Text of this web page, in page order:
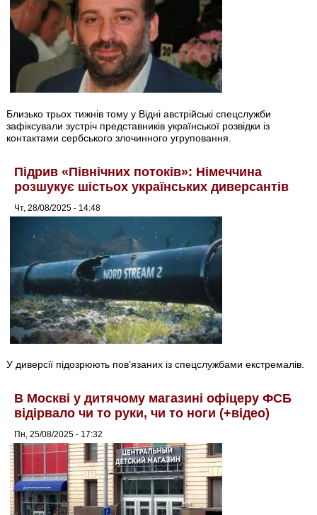
Близько трьох тижнів тому у Відні австрійські спецслужби
зафіксували зустріч представників української розвідки із
контактами сербського злочинного угруповання.
Підрив «Північних потоків»: Німеччина
розшукує шістьох українських диверсантів
Чт, 28/08/2025 - 14:48
У диверсії підозрюють пов’язаних із спецслужбами екстремалів.
В Москві у дитячому магазині офіцеру ФСБ
відірвало чи то руки, чи то ноги (+відео)
Пн, 25/08/2025 - 17:32